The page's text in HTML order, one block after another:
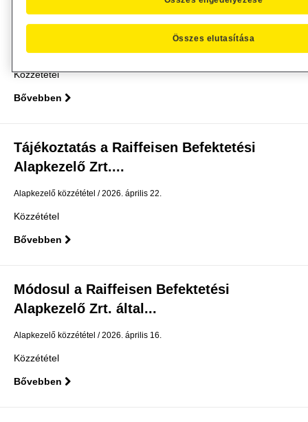
Módosul a Raiffeisen Befektetési
Alapkezelő Zrt. által...
Alapkezelő közzététel 2026. május 12.
Közzététel
Bővebben
Tájékoztatás a Raiffeisen Befektetési
Alapkezelő Zrt....
Alapkezelő közzététel 2026. április 22.
Közzététel
Bővebben
Módosul a Raiffeisen Befektetési
Alapkezelő Zrt. által...
Alapkezelő közzététel 2026. április 16.
Közzététel
Bővebben
Összes elutasítása